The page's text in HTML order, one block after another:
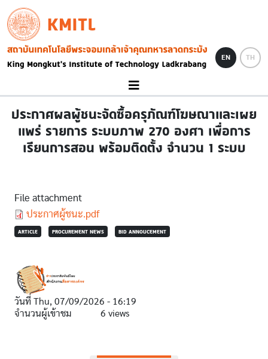
Skip to main content
KMITL
Image
EN TH
ประกาศผลผู้ชนะจัดซื้อครุภัณฑ์โฆษณาและเผย
แพร่ รายการ ระบบภาพ 270 องศา เพื่อการ
เรียนการสอน พร้อมติดตั้ง จำนวน 1 ระบบ
File attachment
Document
ประกาศผู้ชนะ.pdf
ARTICLE PROCUREMENT NEWS BID ANNOUCEMENT
วันที่ Thu, 07/09/2026 - 16:19
จำนวนผู้เข้าชม
6 views